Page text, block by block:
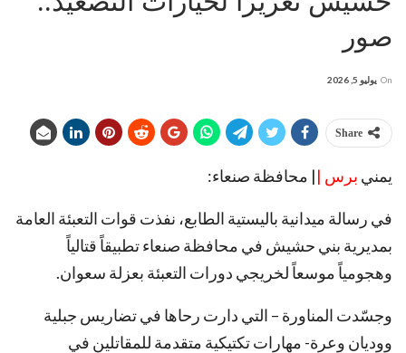
صور
On يوليو 5, 2026
Share
يمني برس || محافظة صنعاء:
في رسالة ميدانية باليستية الطابع، نفذت قوات التعبئة العامة
بمديرية بني حشيش في محافظة صنعاء تطبيقاً قتالياً
وهجومياً موسعاً لخريجي دورات التعبئة بعزلة سعوان.
وجسّدت المناورة – التي دارت رحاها في تضاريس جبلية
ووديان وعرة- مهارات تكتيكية متقدمة للمقاتلين في